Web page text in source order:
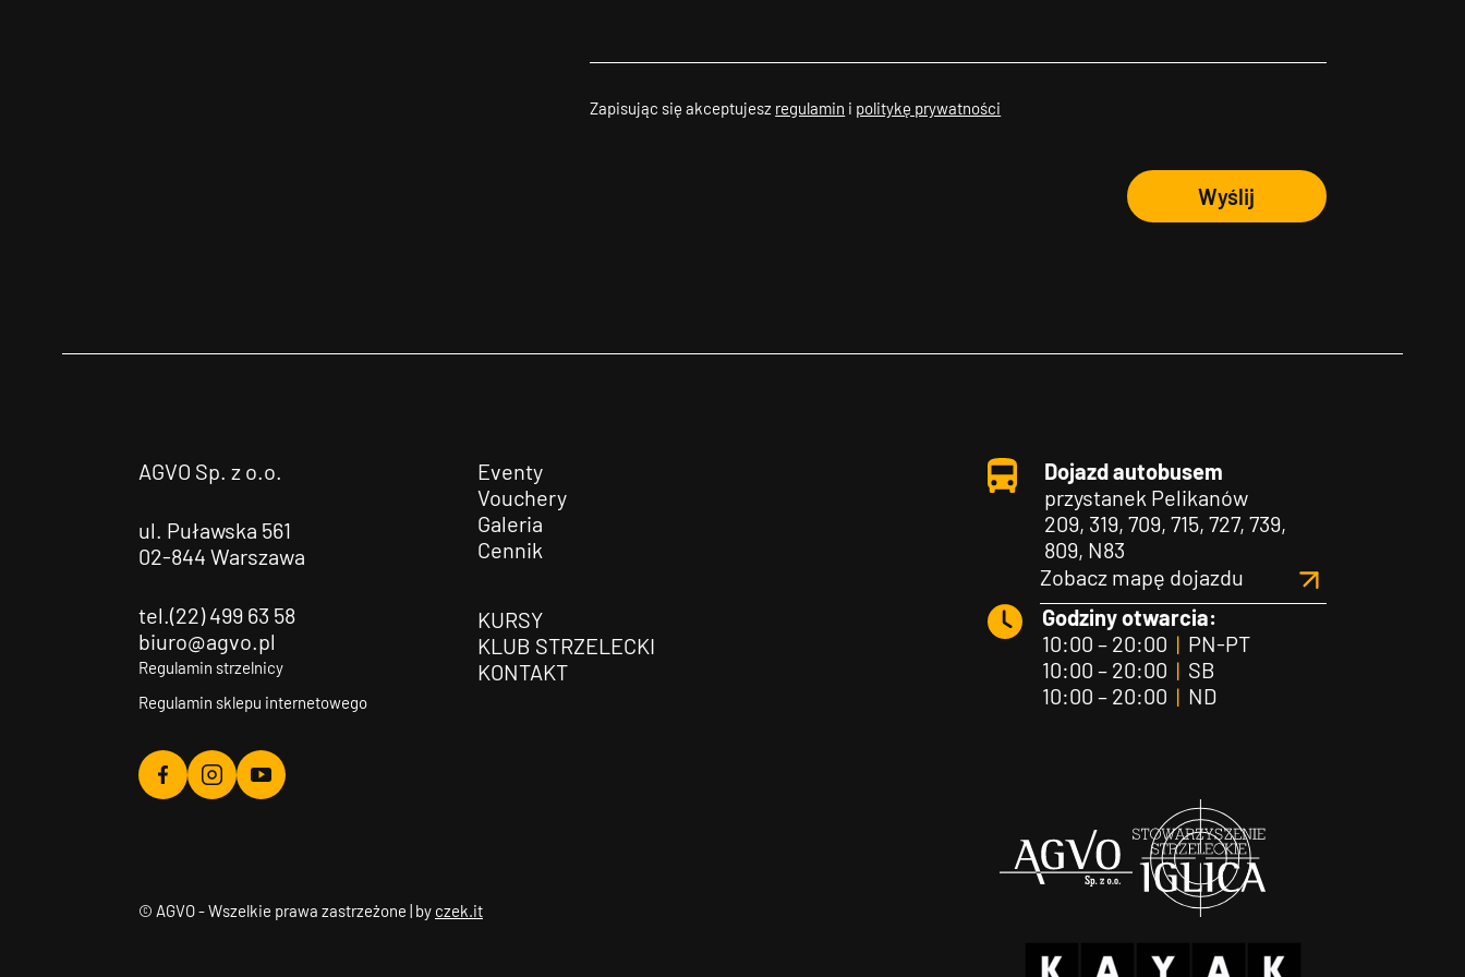
Zapisując się akceptujesz regulamin i politykę prywatności
Wyślij
AGVO Sp. z o.o.
ul. Puławska 561
02-844 Warszawa
tel.(22) 499 63 58
biuro@agvo.pl
Regulamin strzelnicy
Regulamin sklepu internetowego
Agvo
Agvo
Agvo
Eventy
Vouchery
Galeria
Cennik
KURSY
KLUB STRZELECKI
KONTAKT
Dojazd autobusem
przystanek Pelikanów
209, 319, 709, 715, 727, 739,
809, N83
Zobacz mapę dojazdu
Godziny otwarcia:
10:00 – 20:00 |PN-PT
10:00 – 20:00 |SB
10:00 – 20:00 |ND
© AGVO - Wszelkie prawa zastrzeżone | by czek.it
Agvo Iglica